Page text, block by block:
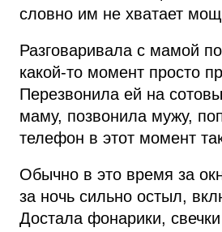
словно им не хватает
Разговаривала с мамой
какой-то момент просто
Перезвонила ей на
маму, позвонила мужу,
телефон в этот момент
Обычно в это время за
за ночь сильно остыл,
Достала фонарики,